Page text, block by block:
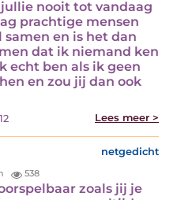
nooit tot vandaag
prachtige mensen
en is het dan
dat ik niemand ken
echt ben als ik geen
en zou jij dan ook
Lees meer >
netgedicht
538
zoals jij je